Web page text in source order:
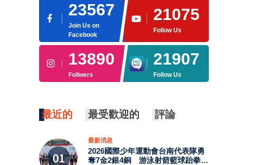
23567
Join Us on
Facebook
21075
Follow Us
13890
Follwers
21907
Follow Us
最近的 最受歡迎的 評論
最新消息
2026國際少年運動會台南代表隊勇
奪7金2銀4銅 游泳射箭籃球跆拳道